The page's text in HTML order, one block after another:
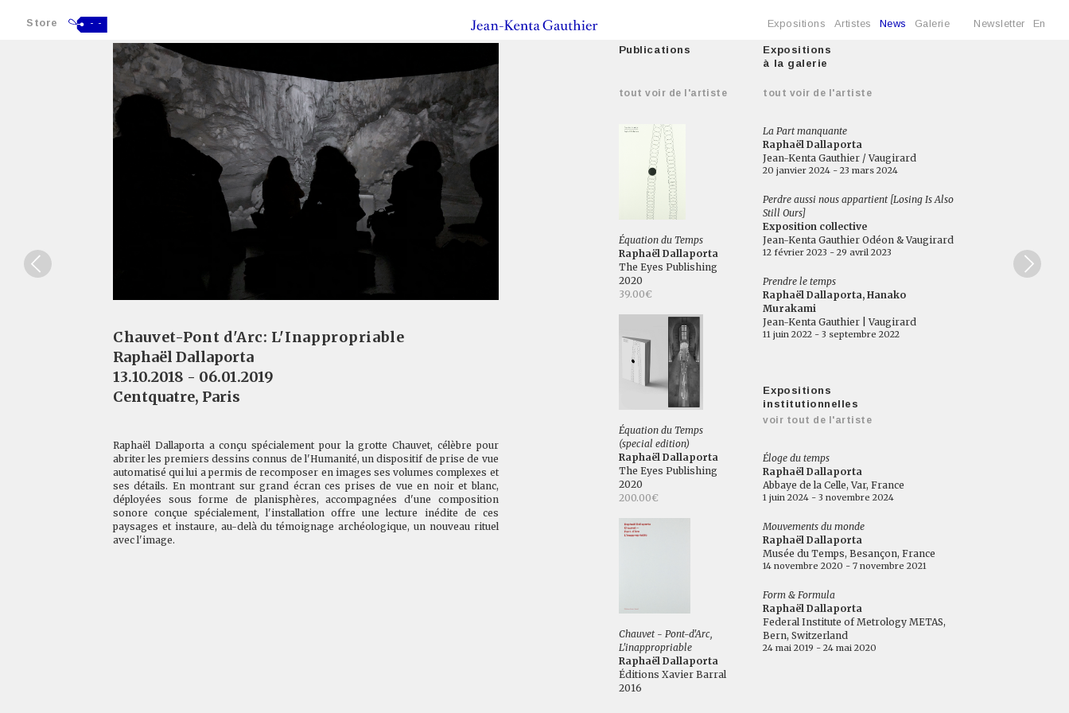
Store - - Expositions Artistes News Galerie Newsletter En
Chauvet-Pont d'Arc: L'Inappropriable
Raphaël Dallaporta
13.10.2018 - 06.01.2019
Centquatre, Paris
Raphaël Dallaporta a conçu spécialement pour la grotte Chauvet, célèbre pour
abriter les premiers dessins connus de l'Humanité, un dispositif de prise de vue
automatisé qui lui a permis de recomposer en images ses volumes complexes et
ses détails. En montrant sur grand écran ces prises de vue en noir et blanc,
déployées sous forme de planisphères, accompagnées d'une composition
sonore conçue spécialement, l'installation offre une lecture inédite de ces
paysages et instaure, au-delà du témoignage archéologique, un nouveau rituel
avec l'image.
Publications
tout voir de l'artiste
Équation du Temps
Raphaël Dallaporta
The Eyes Publishing
2020
39.00€
Équation du Temps
(special edition)
Raphaël Dallaporta
The Eyes Publishing
2020
200.00€
Chauvet - Pont-d'Arc,
L'inappropriable
Raphaël Dallaporta
Éditions Xavier Barral
2016
Expositions
à la galerie
tout voir de l'artiste
La Part manquante
Raphaël Dallaporta
Jean-Kenta Gauthier / Vaugirard
20 janvier 2024 - 23 mars 2024
Perdre aussi nous appartient [Losing Is Also
Still Ours]
Exposition collective
Jean-Kenta Gauthier Odéon & Vaugirard
12 février 2023 - 29 avril 2023
Prendre le temps
Raphaël Dallaporta, Hanako
Murakami
Jean-Kenta Gauthier | Vaugirard
11 juin 2022 - 3 septembre 2022
Expositions
institutionnelles
voir tout de l'artiste
Éloge du temps
Raphaël Dallaporta
Abbaye de la Celle, Var, France
1 juin 2024 - 3 novembre 2024
Mouvements du monde
Raphaël Dallaporta
Musée du Temps, Besançon, France
14 novembre 2020 - 7 novembre 2021
Form & Formula
Raphaël Dallaporta
Federal Institute of Metrology METAS,
Bern, Switzerland
24 mai 2019 - 24 mai 2020